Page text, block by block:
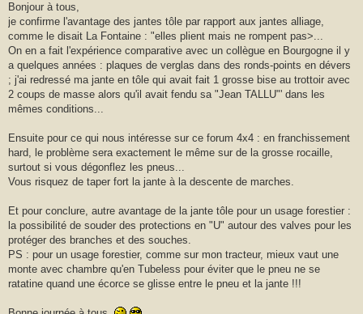
Bonjour à tous,
je confirme l'avantage des jantes tôle par rapport aux jantes alliage,
comme le disait La Fontaine : "elles plient mais ne rompent pas>...
On en a fait l'expérience comparative avec un collègue en Bourgogne il y
a quelques années : plaques de verglas dans des ronds-points en dévers
; j'ai redressé ma jante en tôle qui avait fait 1 grosse bise au trottoir avec
2 coups de masse alors qu'il avait fendu sa "Jean TALLU"' dans les
mêmes conditions...
Ensuite pour ce qui nous intéresse sur ce forum 4x4 : en franchissement
hard, le problème sera exactement le même sur de la grosse rocaille,
surtout si vous dégonflez les pneus...
Vous risquez de taper fort la jante à la descente de marches.
Et pour conclure, autre avantage de la jante tôle pour un usage forestier :
la possibilité de souder des protections en "U" autour des valves pour les
protéger des branches et des souches.
PS : pour un usage forestier, comme sur mon tracteur, mieux vaut une
monte avec chambre qu'en Tubeless pour éviter que le pneu ne se
ratatine quand une écorce se glisse entre le pneu et la jante !!!